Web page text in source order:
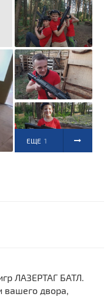
ЕЩЕ 1
ЛАЗЕРТАГ БАТЛ.
вашего двора,